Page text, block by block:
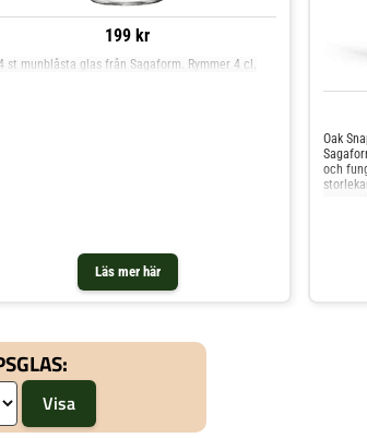
199 kr
Läs mer här
st munblåsta glas från Sagaform. Rymmer 4 cl.
Oak
och